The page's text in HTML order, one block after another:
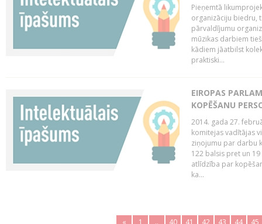
Pieņemtā
organizāciju biedru,
pārvaldījumu
mūzikas darbiem
kādiem jāatbilst
praktiski...
EIROPAS
KOPĒŠANU
2014. gada 27.
komitejas vadītājas
ziņojumu par darbu
122 balsis pret un
atlīdzība par
ka...